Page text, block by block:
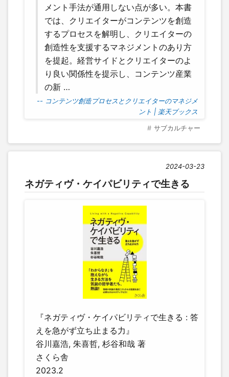
メント手法が通用しない点が多い。本書
では、クリエイターがコンテンツを創造
するプロセスを解明し、クリエイターの
創造性を支援するマネジメントのあり方
を提起。経営サイドとクリエイターのよ
り良い関係性を提示し、コンテンツ産業
の新 …
-- コンテンツ創造プロセスとクリエイターのマネジメ
ント | 楽天ブックス
サブカルチャー
2024-03-23
ネガティヴ・ケイパビリティで生きる
『ネガティヴ・ケイパビリティで生きる : 答
えを急がず立ち止まる力』
谷川嘉浩, 朱喜哲, 杉谷和哉 著
さくら舎
2023.2